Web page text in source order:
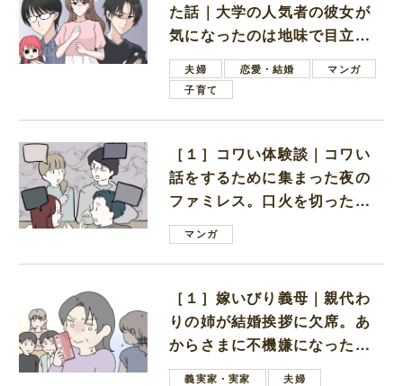
た話｜大学の人気者の彼女が
気になったのは地味で目立た
ない男子学生
夫婦 恋愛・結婚
マンガ
子育て
［１］コワい体験談｜コワい
話をするために集まった夜の
ファミレス。口火を切ったの
は電車好きの男の子ママ
マンガ
［１］嫁いびり義母｜親代わ
りの姉が結婚挨拶に欠席。あ
からさまに不機嫌になった義
母義実家・実家
夫婦